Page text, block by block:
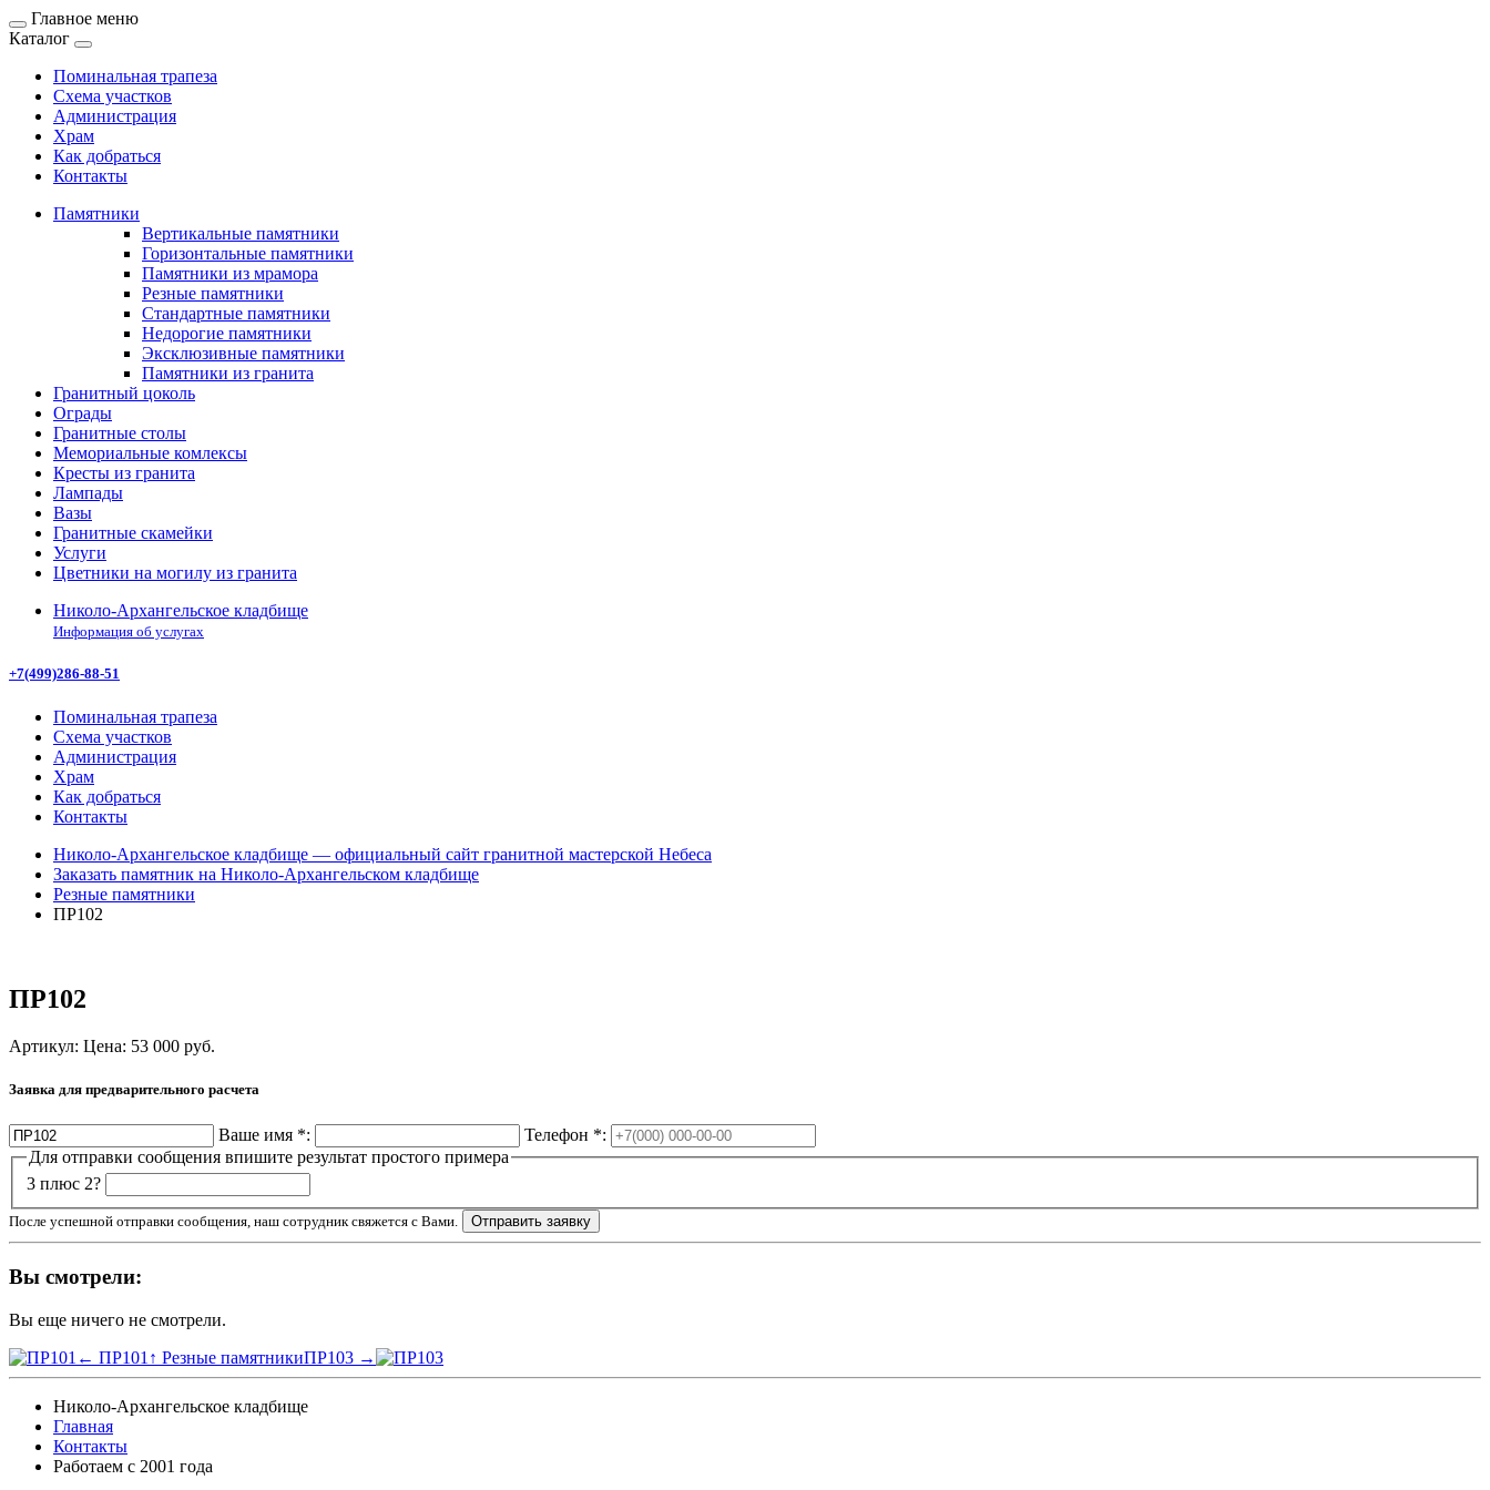
Главное меню
Каталог
Поминальная трапеза
Схема участков
Администрация
Храм
Как добраться
Контакты
Памятники
Вертикальные памятники
Горизонтальные памятники
Памятники из мрамора
Резные памятники
Стандартные памятники
Недорогие памятники
Эксклюзивные памятники
Памятники из гранита
Гранитный цоколь
Ограды
Гранитные столы
Мемориальные комлексы
Кресты из гранита
Лампады
Вазы
Гранитные скамейки
Услуги
Цветники на могилу из гранита
Николо-Архангельское кладбище
Информация об услугах
+7(499)286-88-51
Поминальная трапеза
Схема участков
Администрация
Храм
Как добраться
Контакты
Николо-Архангельское кладбище — официальный сайт гранитной мастерской Небеса
Заказать памятник на Николо-Архангельском кладбище
Резные памятники
ПР102
ПР102
Артикул: Цена: 53 000 руб.
Заявка для предварительного расчета
Ваше имя *: Телефон *:
Для отправки сообщения впишите результат простого примера
3 плюс 2?
После успешной отправки сообщения, наш сотрудник свяжется с Вами.
Вы смотрели:
Вы еще ничего не смотрели.
← ПР101 ↑ Резные памятникиПР103 →
Николо-Архангельское кладбище
Главная
Контакты
Работаем с 2001 года